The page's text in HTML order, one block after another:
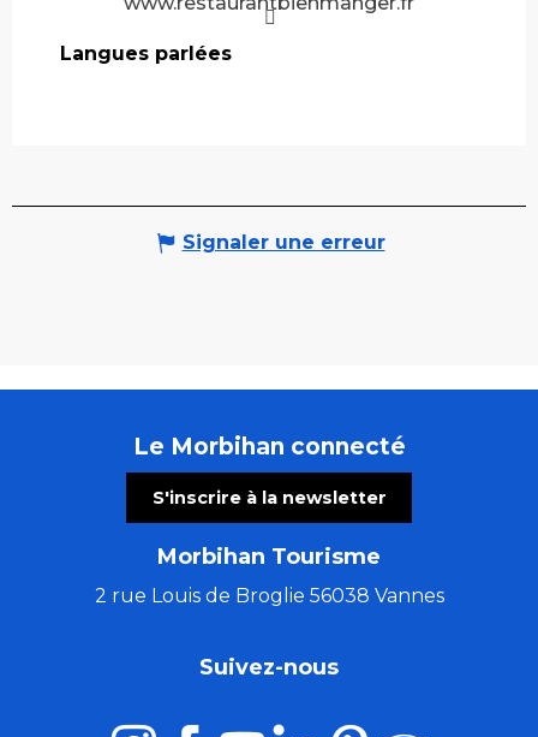
Langues parlées
Langues parlées
Signaler une erreur
Le Morbihan connecté
S'inscrire à la newsletter
Morbihan Tourisme
2 rue Louis de Broglie 56038 Vannes
Suivez-nous